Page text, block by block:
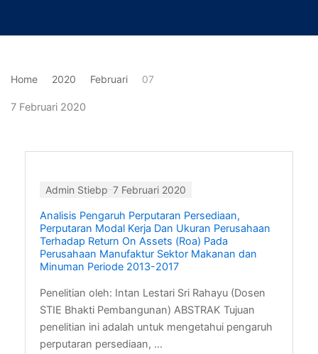
Home 2020 Februari 07
7 Februari 2020
Admin Stiebp 7 Februari 2020
Analisis Pengaruh Perputaran Persediaan,
Perputaran Modal Kerja Dan Ukuran Perusahaan
Terhadap Return On Assets (Roa) Pada
Perusahaan Manufaktur Sektor Makanan dan
Minuman Periode 2013-2017
Penelitian oleh: Intan Lestari Sri Rahayu (Dosen
STIE Bhakti Pembangunan) ABSTRAK Tujuan
penelitian ini adalah untuk mengetahui pengaruh
perputaran persediaan, ...